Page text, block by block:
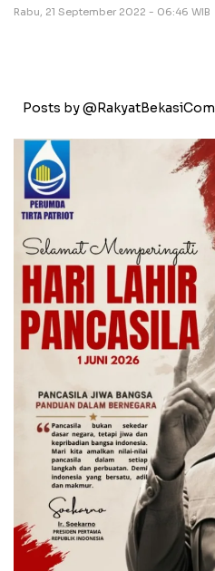
Rabu, 21 September 2022 - 06:46 WIB
Posts by @RakyatBekasiCom